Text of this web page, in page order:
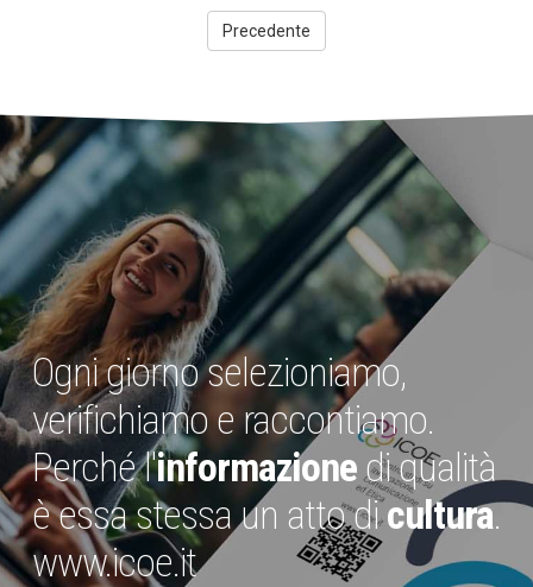
Precedente
Ogni giorno selezioniamo,
verifichiamo e raccontiamo.
Perché l'informazionedi qualità
è essa stessa un atto dicultura.
www.icoe.it